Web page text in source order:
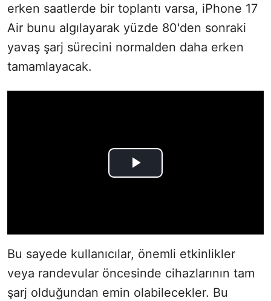
erken saatlerde bir toplantı varsa, iPhone 17
Air bunu algılayarak yüzde 80'den sonraki
yavaş şarj sürecini normalden daha erken
tamamlayacak.
Bu sayede kullanıcılar, önemli etkinlikler
veya randevular öncesinde cihazlarının tam
şarj olduğundan emin olabilecekler. Bu